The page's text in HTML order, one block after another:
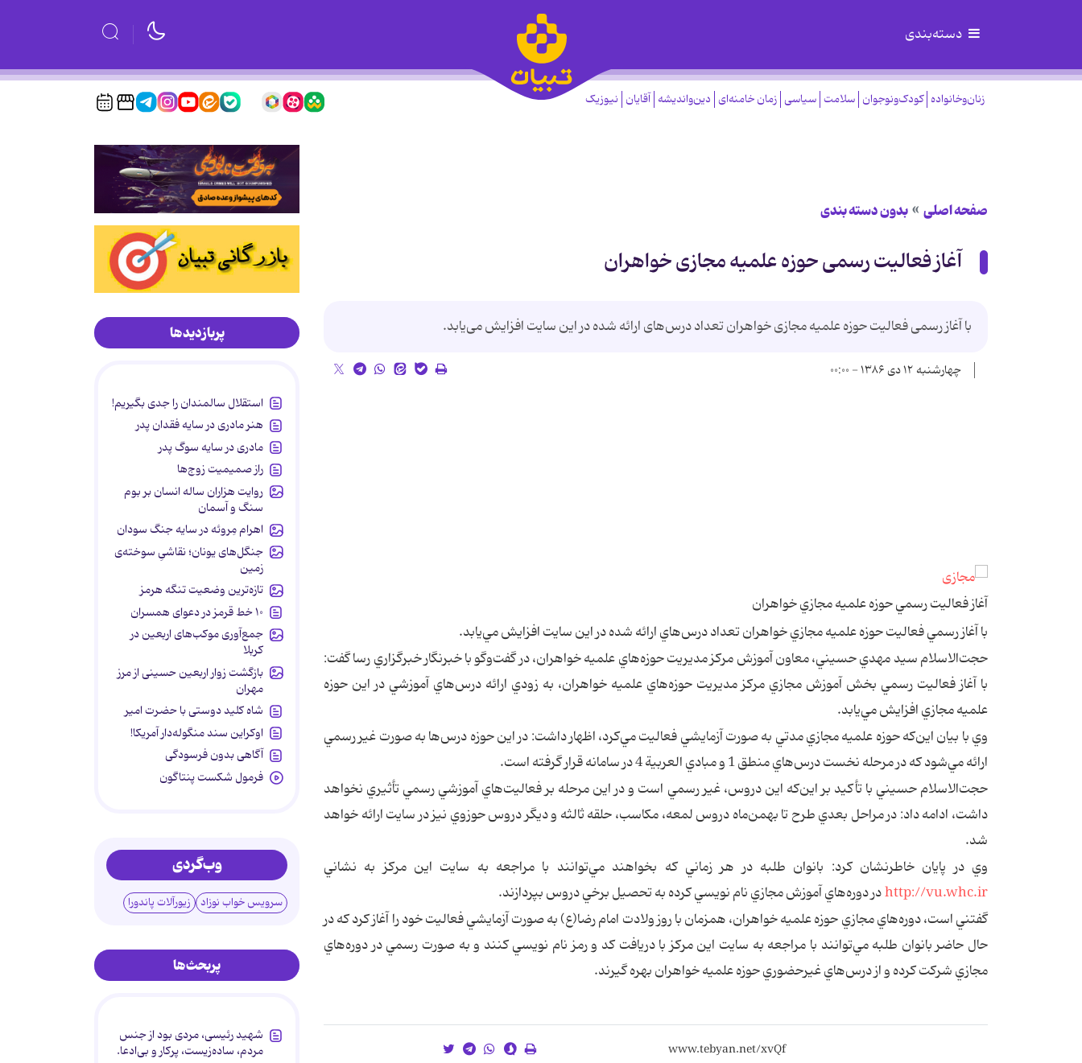
دسته‌بندی
زنان‌وخانواده کودک‌ونوجوان سلامت سیاسی زمان خامنه‌ای دین‌واندیشه آقایان نیوزیک
صفحه اصلی بدون دسته بندی
آغاز فعالیت رسمی حوزه علمیه مجازی خواهران
با آغاز رسمی فعالیت حوزه علمیه مجازی خواهران تعداد درس‌های ارائه شده در این سایت افزایش می‌یابد.
چهارشنبه ۱۲ دی ۱۳۸۶ - ۰۰:۰۰
آغاز فعاليت رسمي حوزه علميه مجازي خواهران
با آغاز رسمي فعاليت حوزه علميه مجازي خواهران تعداد درس‌هاي ارائه شده در اين سايت افزايش مي‌يابد.
حجت‌الاسلام سيد مهدي حسيني، معاون آموزش مركز مديريت حوزه‌هاي علميه خواهران، در گفت‌وگو با خبرنگار خبرگزاري رسا گفت:
با آغاز فعاليت رسمي بخش آموزش مجازي مرکز مديريت حوزه‌هاي علميه خواهران، به زودي ارائه درس‌هاي آموزشي در اين حوزه
علميه مجازي افزايش مي‌يابد.
وي با بيان اين‌كه حوزه علميه مجازي مدتي به صورت آزمايشي فعاليت مي‌کرد،‌ اظهار داشت: در اين حوزه درس‌ها به صورت غير رسمي
ارائه مي‌شود كه در مرحله نخست درس‌هاي منطق 1 و مبادي العربية 4 در سامانه قرار گرفته است.
حجت‌الاسلام حسيني با تأکيد بر اين‌كه اين دروس، غير رسمي است و در اين مرحله بر فعاليت‌هاي آموزشي رسمي تأثيري نخواهد
داشت، ادامه داد: در مراحل بعدي طرح تا بهمن‌ماه دروس لمعه، مکاسب، حلقه ثالثه و ديگر دروس حوزوي نيز در سايت ارائه خواهد
شد.
وي در پايان خاطرنشان کرد: بانوان طلبه در هر زماني كه بخواهند مي‌توانند با مراجعه به سايت اين مركز به نشاني
http://vu.whc.irدر دوره‌هاي آموزش مجازي نام نويسي کرده به تحصيل برخي دروس بپردازند.
گفتني است، دوره‌هاي مجازي حوزه علميه خواهران، همزمان با روز ولادت امام رضا(ع) به صورت آزمايشي فعاليت خود را آغاز كرد كه در
حال حاضر بانوان طلبه مي‌توانند با مراجعه به سايت اين مركز با دريافت كد و رمز نام نويسي كنند و به صورت رسمي در دور‌ه‌هاي
مجازي شركت كرده و از درس‌هاي غيرحضوري حوزه علميه خواهران بهره گيرند.
پربازدیدها
استقلال سالمندان را جدی بگیریم!
هنر مادری در سایه‌ فقدان پدر
مادری در سایه سوگ پدر
راز صمیمیت زوج‌ها
روایت هزاران ساله انسان بر بوم
سنگ و آسمان
اهرام مِروئه در سایه جنگ سودان
جنگل‌های یونان؛ نقاشیِ سوخته‌ی
زمین
تازه‌ترین وضعیت تنگه هرمز
۱۰ خط قرمز در دعوای همسران
جمع‌آوری موکب‌های اربعین در
کربلا
بازگشت زوار اربعین حسینی از مرز
مهران
شاه کلید دوستی با حضرت امیر
اوکراین سند منگوله‌دار آمریکا!
آگاهی بدون فرسودگی
فرمول شکست پنتاگون
وب‌گردی
سرویس خواب نوزاد زیورآلات پاندورا
پربحث‌ها
شهید رئیسی، مردی بود از جنس
مردم، ساده‌زیست، پرکار و بی‌ادعا.